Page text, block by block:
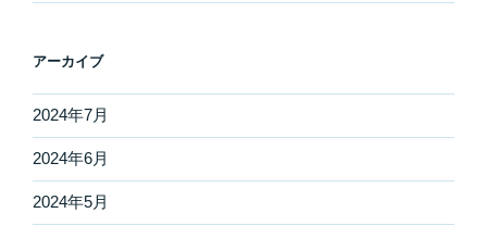
アーカイブ
2024年7月
2024年6月
2024年5月